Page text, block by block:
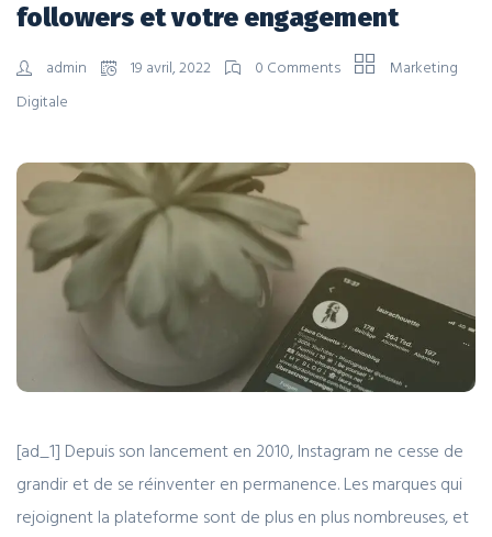
followers et votre engagement
admin 19 avril, 2022 0 Comments
Marketing
Digitale
[ad_1] Depuis son lancement en 2010, Instagram ne cesse de
grandir et de se réinventer en permanence. Les marques qui
rejoignent la plateforme sont de plus en plus nombreuses, et